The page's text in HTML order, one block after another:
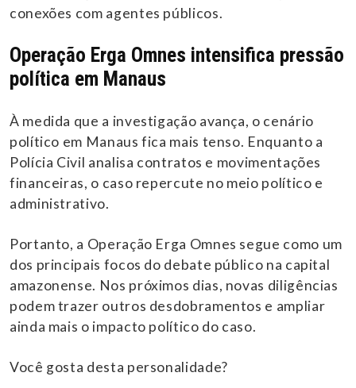
conexões com agentes públicos.
Operação Erga Omnes intensifica pressão
política em Manaus
À medida que a investigação avança, o cenário
político em Manaus fica mais tenso. Enquanto a
Polícia Civil analisa contratos e movimentações
financeiras, o caso repercute no meio político e
administrativo.
Portanto, a Operação Erga Omnes segue como um
dos principais focos do debate público na capital
amazonense. Nos próximos dias, novas diligências
podem trazer outros desdobramentos e ampliar
ainda mais o impacto político do caso.
Você gosta desta personalidade?